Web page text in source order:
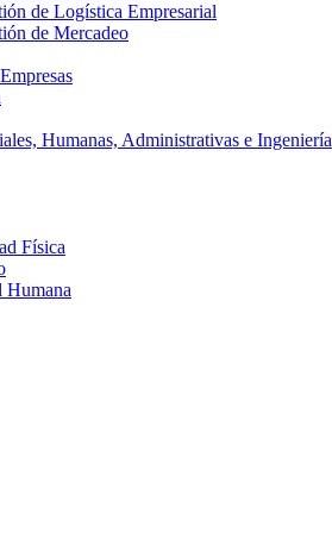
de Logística Empresarial
de Mercadeo
Humanas, Administrativas e Ingeniería
Física
Humana